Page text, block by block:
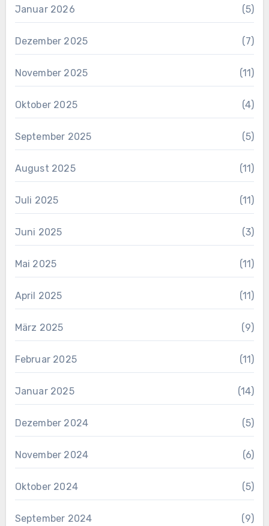
Januar 2026 (5)
Dezember 2025 (7)
November 2025 (11)
Oktober 2025 (4)
September 2025 (5)
August 2025 (11)
Juli 2025 (11)
Juni 2025 (3)
Mai 2025 (11)
April 2025 (11)
März 2025 (9)
Februar 2025 (11)
Januar 2025 (14)
Dezember 2024 (5)
November 2024 (6)
Oktober 2024 (5)
September 2024 (9)